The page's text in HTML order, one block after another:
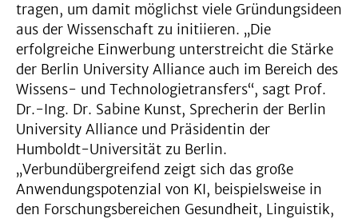
tragen, um damit möglichst viele Gründungsideen
aus der Wissenschaft zu initiieren. „Die
erfolgreiche Einwerbung unterstreicht die Stärke
der Berlin University Alliance auch im Bereich des
Wissens- und Technologietransfers“, sagt Prof.
Dr.-Ing. Dr. Sabine Kunst, Sprecherin der Berlin
University Alliance und Präsidentin der
Humboldt-Universität zu Berlin.
„Verbundübergreifend zeigt sich das große
Anwendungspotenzial von KI, beispielsweise in
den Forschungsbereichen Gesundheit, Linguistik,